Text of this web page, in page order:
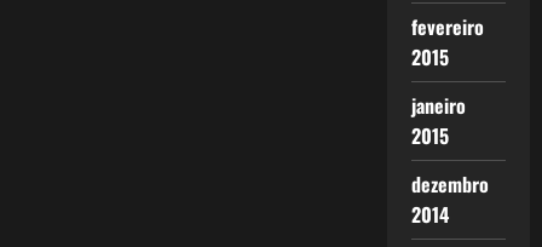
fevereiro
2015
janeiro
2015
dezembro
2014